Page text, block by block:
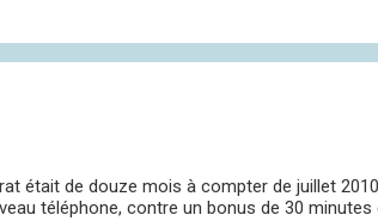
était de douze mois à compter de juillet
téléphone, contre un bonus de 30 minutes